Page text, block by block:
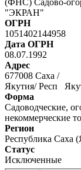
"ЭКРАН"
ОГРН
1051402144958
Дата ОГРН
08.07.1992
Адрес
677008 Саха /
Якутия/ Респ
Форма
Садоводческие,
некоммерческие
Регион
Республика Саха
Статус
Исключенные